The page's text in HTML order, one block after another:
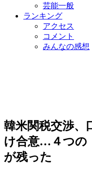
芸能一般
ランキング
アクセス
コメント
みんなの感想
韓米関税交渉、
け合意…４つの
が残った